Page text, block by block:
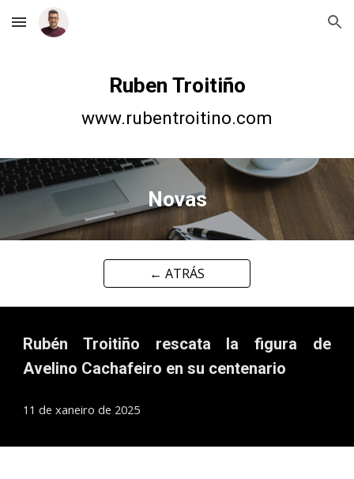
Skip to main content Skip to navigation
Ruben Troitiño
www.rubentroitino.com
Novas
← ATRÁS
Rubén Troitiño rescata la figura de
Avelino Cachafeiro en su centenario
11 de xaneiro de 2025